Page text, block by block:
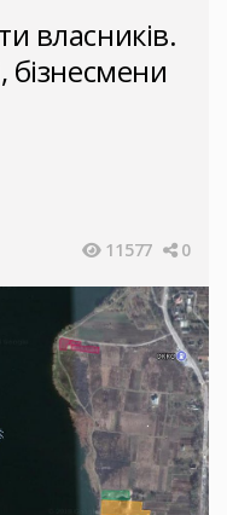
власників.
бізнесмени
11577 0